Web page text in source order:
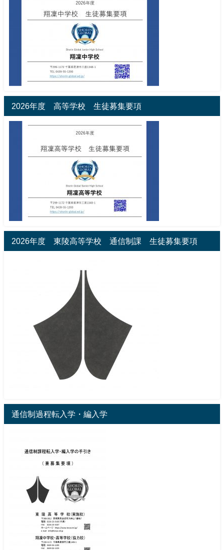
2026年度 高等学校 生徒募集要項
2026年度 東陵高等学校 通信制課 生徒募集要項
通信制過程転入学・編入学